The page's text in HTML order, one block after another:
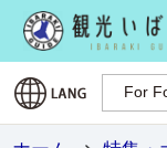
ForFor